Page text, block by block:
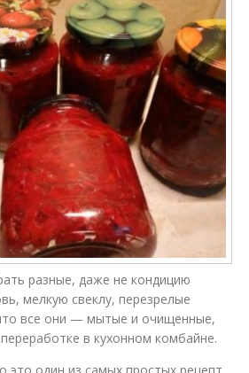
разные, даже не кондицию
мелкую свеклу, перезрелые
все они — мытые и очищенные,
в кухонном комбайне.